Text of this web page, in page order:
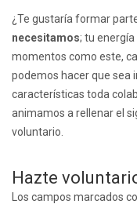
¿Te gustaría formar
necesitamos; tu
momentos como este,
podemos hacer que sea
características toda
animamos a rellenar el
voluntario.
Hazte
Los campos marcados